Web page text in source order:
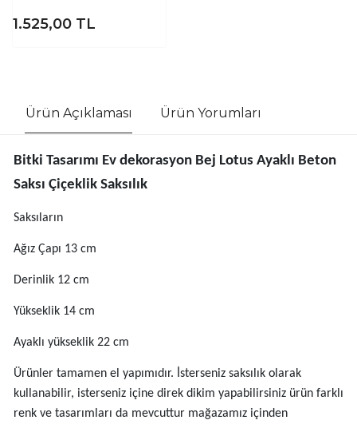
1.525,00 TL
Ürün Açıklaması Ürün Yorumları
Bitki Tasarımı Ev dekorasyon Bej Lotus Ayaklı Beton
Saksı Çiçeklik Saksılık
Saksıların
Ağız Çapı 13 cm
Derinlik 12 cm
Yükseklik 14 cm
Ayaklı yükseklik 22 cm
Ürünler tamamen el yapımıdır. İsterseniz saksılık olarak
kullanabilir, isterseniz içine direk dikim yapabilirsiniz ürün farklı
renk ve tasarımları da mevcuttur mağazamız içinden